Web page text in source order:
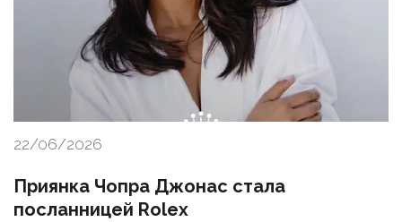
22/06/2026
Приянка Чопра Джонас стала
посланницей Rolex